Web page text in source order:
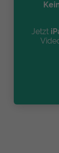
Jetzt